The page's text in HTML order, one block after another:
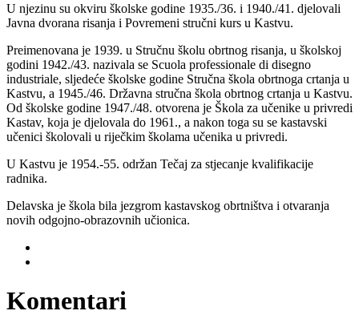
U njezinu su okviru školske godine 1935./36. i 1940./41. djelovali
Javna dvorana risanja i Povremeni stručni kurs u Kastvu.
Preimenovana je 1939. u Stručnu školu obrtnog risanja, u školskoj
godini 1942./43. nazivala se Scuola professionale di disegno
industriale, sljedeće školske godine Stručna škola obrtnoga crtanja u
Kastvu, a 1945./46. Državna stručna škola obrtnog crtanja u Kastvu.
Od školske godine 1947./48. otvorena je Škola za učenike u privredi
Kastav, koja je djelovala do 1961., a nakon toga su se kastavski
učenici školovali u riječkim školama učenika u privredi.
U Kastvu je 1954.-55. održan Tečaj za stjecanje kvalifikacije
radnika.
Delavska je škola bila jezgrom kastavskog obrtništva i otvaranja
novih odgojno-obrazovnih učionica.
Komentari